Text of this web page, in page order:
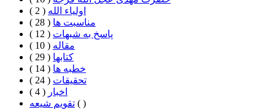
اولیاء الله ( 2 )
مناسبت ها ( 28 )
پاسخ به شبهات ( 12 )
مقاله ( 10 )
كتابها ( 29 )
خطبه ها ( 14 )
تحقيقات ( 24 )
اخبار ( 4 )
تقویم شیعه ( )